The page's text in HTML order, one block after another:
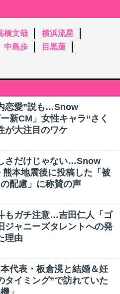
橋文哉
横浜流星
中島歩
目黒蓮
恋愛”説も…Snow
新CM」女性キャラ“さく
が大注目のワケ
さだけじゃない…Snow
熊本地震後に投稿した「被
配慮」に称賛の声
もガチ注意…吉田仁人「ゴ
ジャニーズタレントへの発
理由
代表・板倉滉と結婚＆妊
タイミング”で訪れていた
」